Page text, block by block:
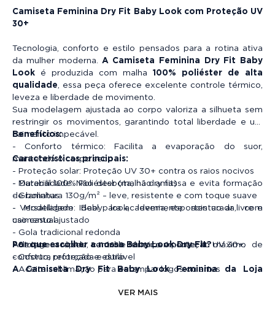
Camiseta Feminina Dry Fit Baby Look com Proteção UV
30+
Tecnologia, conforto e estilo pensados para a rotina ativa
da mulher moderna. A Camiseta Feminina Dry Fit Baby
Look é produzida com malha 100% poliéster de alta
qualidade, essa peça oferece excelente controle térmico,
leveza e liberdade de movimento.
Sua modelagem ajustada ao corpo valoriza a silhueta sem
restringir os movimentos, garantindo total liberdade e um
caimento impecável.
Características principais:
- Material 100% Poliéster (malha dry fit)
- Gramatura 130g/m² – leve, resistente e com toque suave
- Modelagem Baby look, levemente acinturada, com
caimento ajustado
- Gola tradicional redonda
- Secagem rápida, controle térmico e proteção UV 30+.
- Costura reforçada e durável
- Aceita sublimação para estampar logos ou artes
Benefícios:
- Conforto térmico: Facilita a evaporação do suor,
mantendo o corpo seco
- Proteção solar: Proteção UV 30+ contra os raios nocivos
- Durabilidade: Não desbota, não amassa e evita formação
de bolinhas
- Versatilidade: Ideal para academia, esportes ao ar livre e
uso casual
Por que escolher a nossa Baby Look Dry Fit?
A Camiseta Dry Fit Baby Look Feminina da Loja
funcionalidade e estilo no mesmo produto. Com uma malha
Adicione ao seu carrinho e experimente o máximo de
conforto, proteção e estilo.
VER MAIS